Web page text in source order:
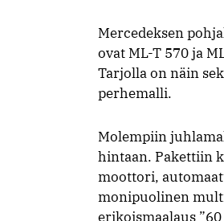
Mercedeksen
ovat ML-T 570 ja
Tarjolla on näin
perhemalli.
Molempiin
hintaan. Pakettiin
moottori,
monipuolinen
erikoismaalaus